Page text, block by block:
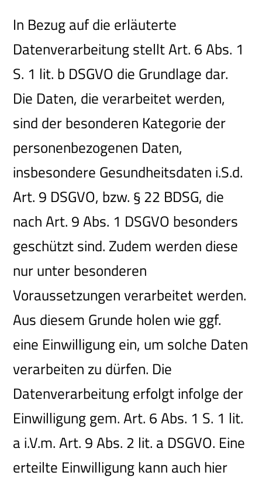
In Bezug auf die erläuterte
Datenverarbeitung stellt Art. 6 Abs. 1
S. 1 lit. b DSGVO die Grundlage dar.
Die Daten, die verarbeitet werden,
sind der besonderen Kategorie der
personenbezogenen Daten,
insbesondere Gesundheitsdaten i.S.d.
Art. 9 DSGVO, bzw. § 22 BDSG, die
nach Art. 9 Abs. 1 DSGVO besonders
geschützt sind. Zudem werden diese
nur unter besonderen
Voraussetzungen verarbeitet werden.
Aus diesem Grunde holen wie ggf.
eine Einwilligung ein, um solche Daten
verarbeiten zu dürfen. Die
Datenverarbeitung erfolgt infolge der
Einwilligung gem. Art. 6 Abs. 1 S. 1 lit.
a i.V.m. Art. 9 Abs. 2 lit. a DSGVO. Eine
erteilte Einwilligung kann auch hier